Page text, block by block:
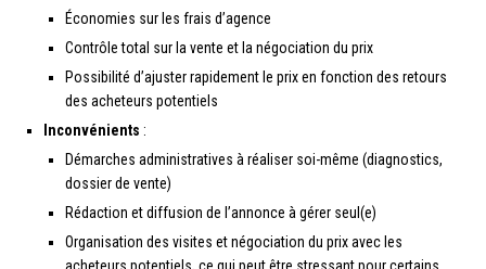
Économies sur les frais d’agence
Contrôle total sur la vente et la négociation du prix
Possibilité d’ajuster rapidement le prix en fonction des retours
des acheteurs potentiels
Inconvénients :
Démarches administratives à réaliser soi-même (diagnostics,
dossier de vente)
Rédaction et diffusion de l’annonce à gérer seul(e)
Organisation des visites et négociation du prix avec les